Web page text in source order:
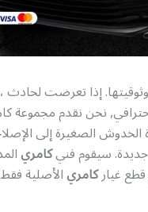
إذا تعرضت لحادث ،
نحن نقدم مجموعة
الصغيرة إلى
سيقوم فنيكامري
غياركامريالأصلية